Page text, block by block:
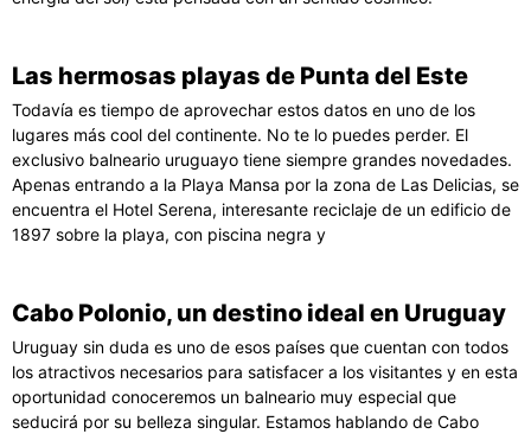
Las hermosas playas de Punta del Este
Todavía es tiempo de aprovechar estos datos en uno de los
lugares más cool del continente. No te lo puedes perder. El
exclusivo balneario uruguayo tiene siempre grandes novedades.
Apenas entrando a la Playa Mansa por la zona de Las Delicias, se
encuentra el Hotel Serena, interesante reciclaje de un edificio de
1897 sobre la playa, con piscina negra y
Cabo Polonio, un destino ideal en Uruguay
Uruguay sin duda es uno de esos países que cuentan con todos
los atractivos necesarios para satisfacer a los visitantes y en esta
oportunidad conoceremos un balneario muy especial que
seducirá por su belleza singular. Estamos hablando de Cabo